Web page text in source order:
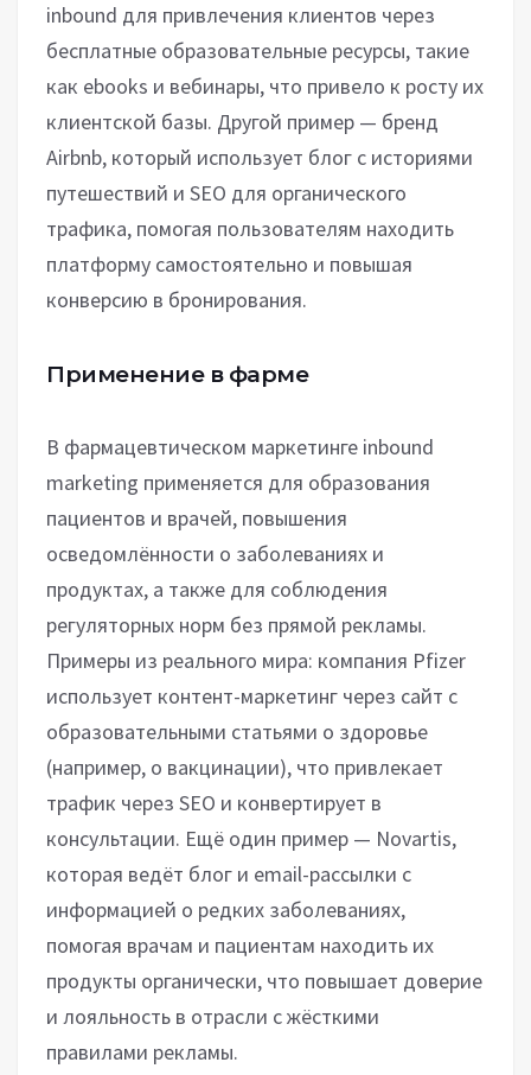
inbound для привлечения клиентов через
бесплатные образовательные ресурсы, такие
как ebooks и вебинары, что привело к росту их
клиентской базы. Другой пример — бренд
Airbnb, который использует блог с историями
путешествий и SEO для органического
трафика, помогая пользователям находить
платформу самостоятельно и повышая
конверсию в бронирования.
Применение в фарме
В фармацевтическом маркетинге inbound
marketing применяется для образования
пациентов и врачей, повышения
осведомлённости о заболеваниях и
продуктах, а также для соблюдения
регуляторных норм без прямой рекламы.
Примеры из реального мира: компания Pfizer
использует контент-маркетинг через сайт с
образовательными статьями о здоровье
(например, о вакцинации), что привлекает
трафик через SEO и конвертирует в
консультации. Ещё один пример — Novartis,
которая ведёт блог и email-рассылки с
информацией о редких заболеваниях,
помогая врачам и пациентам находить их
продукты органически, что повышает доверие
и лояльность в отрасли с жёсткими
правилами рекламы.